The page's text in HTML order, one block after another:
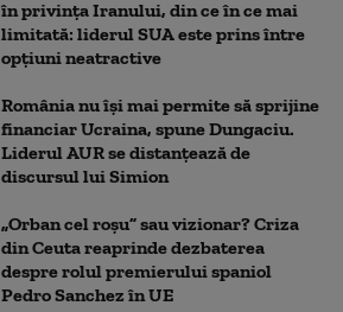
în privința Iranului, din ce în ce mai
limitată: liderul SUA este prins între
opțiuni neatractive
România nu își mai permite să sprijine
financiar Ucraina, spune Dungaciu.
Liderul AUR se distanțează de
discursul lui Simion
„Orban cel roșu” sau vizionar? Criza
din Ceuta reaprinde dezbaterea
despre rolul premierului spaniol
Pedro Sanchez în UE